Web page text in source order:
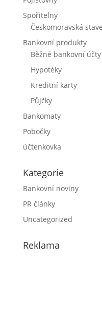
Spořitelny
Českomoravská
Bankovní produkty
Běžné bankovní účty
Hypotéky
Kreditní karty
Půjčky
Bankomaty
Pobočky
účtenkovka
Kategorie
Bankovní noviny
PR články
Uncategorized
Reklama